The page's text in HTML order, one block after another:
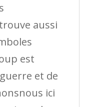
aussi
est
et de
ici